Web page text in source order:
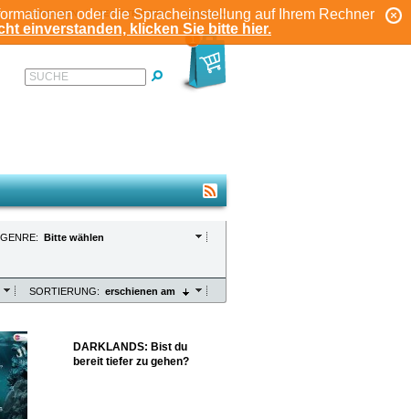
oder die Spracheinstellung auf Ihrem Rechner
einverstanden, klicken Sie bitte hier.
KONTO
ANMELDEN REGISTRIEREN
1
SUCHE
GENRE: Bitte wählen
SORTIERUNG: erschienen am
DARKLANDS: Bist du
bereit tiefer zu gehen?